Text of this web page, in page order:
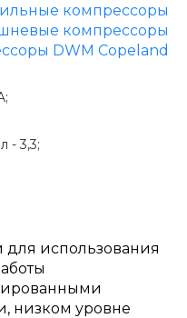
компрессоры
компрессоры
DWM Copeland
л -3,3;
для использования
низком уровне